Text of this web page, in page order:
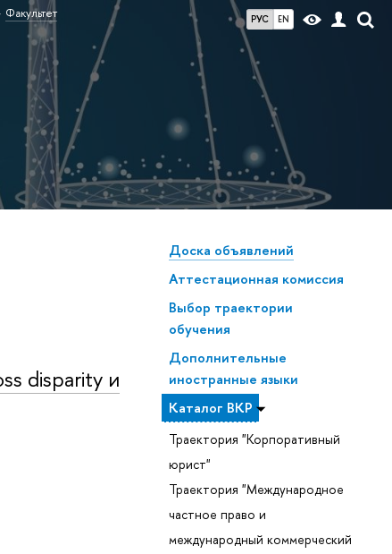
РУС EN
Факультет
Доска объявлений
Аттестационная комиссия
Выбор траектории
обучения
Дополнительные
иностранные языки
Каталог ВКР
Траектория "Корпоративный
юрист"
Траектория "Международное
частное право и
международный коммерческий
disparity и